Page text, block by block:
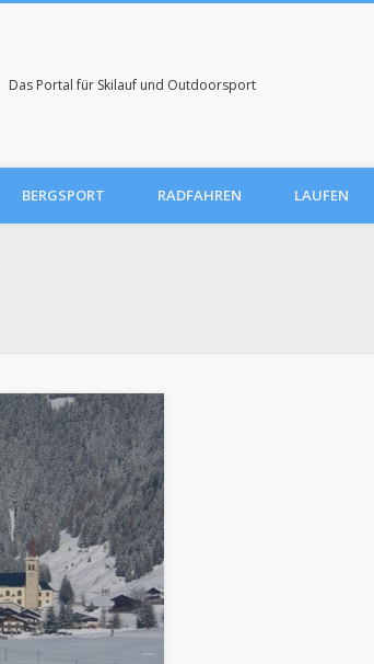
Das Portal für Skilauf und Outdoorsport
BERGSPORT RADFAHREN LAUFEN